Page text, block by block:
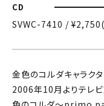
CD
SVWC-7410 /
金色のコルダキャラク
2006年10月よりテレ